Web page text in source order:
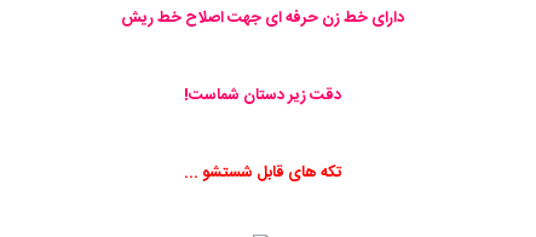
دارای خط زن حرفه ای جهت اصلاح خط ریش
دقت زير دستان شماست!
تكه های قابل شستشو ...